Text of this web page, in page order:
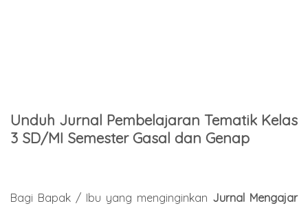
Unduh Jurnal Pembelajaran Tematik Kelas
3 SD/MI Semester Gasal dan Genap
Bagi Bapak / Ibu yang menginginkan Jurnal Mengajar